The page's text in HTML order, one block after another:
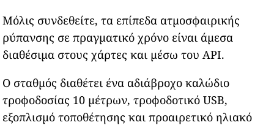
Μόλις συνδεθείτε, τα επίπεδα ατμοσφαιρικής
ρύπανσης σε πραγματικό χρόνο είναι άμεσα
διαθέσιμα στους χάρτες και μέσω του API.
Ο σταθμός διαθέτει ένα αδιάβροχο καλώδιο
τροφοδοσίας 10 μέτρων, τροφοδοτικό USB,
εξοπλισμό τοποθέτησης και προαιρετικό ηλιακό